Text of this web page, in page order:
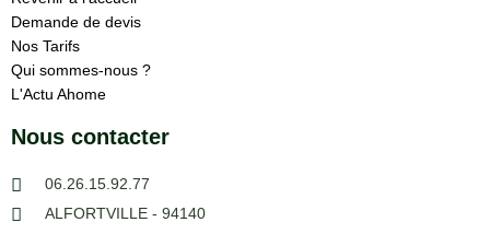
Demande de devis
Nos Tarifs
Qui sommes-nous ?
L'Actu Ahome
Nous contacter
06.26.15.92.77
ALFORTVILLE - 94140